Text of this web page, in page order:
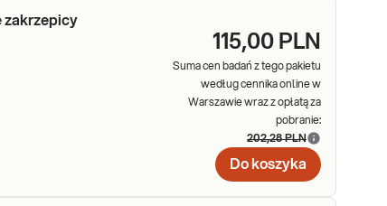
zakrzepicy
115,00 PLN
Suma cen badań z tego pakietu
według cennika online w
Warszawie wraz z opłatą za
pobranie:
202,28 PLN
Do koszyka